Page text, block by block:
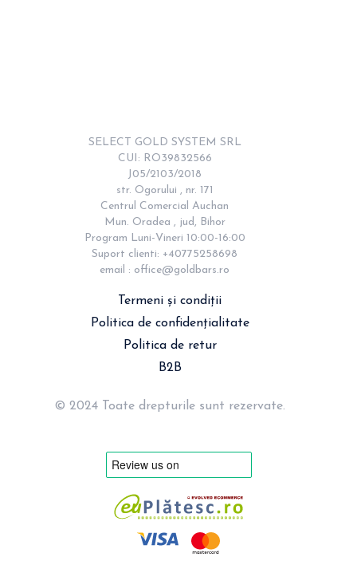
SELECT GOLD SYSTEM SRL
CUI: RO39832566
J05/2103/2018
str. Ogorului , nr. 171
Centrul Comercial Auchan
Mun. Oradea , jud, Bihor
Program Luni-Vineri 10:00-16:00
Suport clienti: +40775258698
email : office@goldbars.ro
Termeni și condiții
Politica de confidențialitate
Politica de retur
B2B
© 2024 Toate drepturile sunt rezervate.